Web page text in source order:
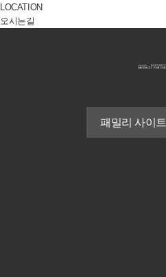
LOCATION
오시는길